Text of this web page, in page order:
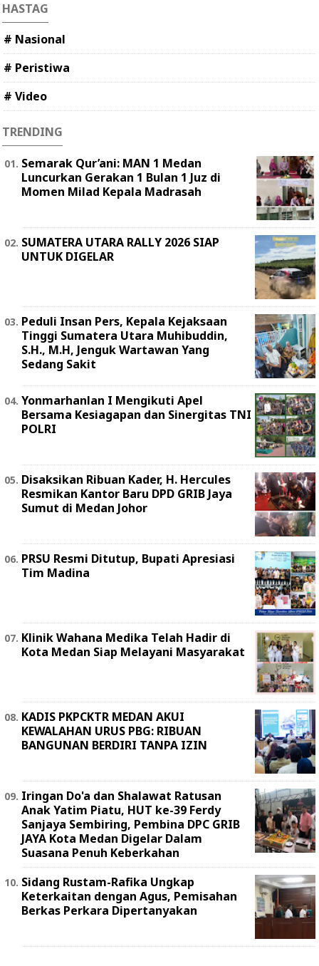
HASTAG
# Nasional
# Peristiwa
# Video
TRENDING
Semarak Qur’ani: MAN 1 Medan
Luncurkan Gerakan 1 Bulan 1 Juz di
Momen Milad Kepala Madrasah
SUMATERA UTARA RALLY 2026 SIAP
UNTUK DIGELAR
Peduli Insan Pers, Kepala Kejaksaan
Tinggi Sumatera Utara Muhibuddin,
S.H., M.H, Jenguk Wartawan Yang
Sedang Sakit
Yonmarhanlan I Mengikuti Apel
Bersama Kesiagapan dan Sinergitas TNI
POLRI
Disaksikan Ribuan Kader, H. Hercules
Resmikan Kantor Baru DPD GRIB Jaya
Sumut di Medan Johor
PRSU Resmi Ditutup, Bupati Apresiasi
Tim Madina
Klinik Wahana Medika Telah Hadir di
Kota Medan Siap Melayani Masyarakat
KADIS PKPCKTR MEDAN AKUI
KEWALAHAN URUS PBG: RIBUAN
BANGUNAN BERDIRI TANPA IZIN
Iringan Do'a dan Shalawat Ratusan
Anak Yatim Piatu, HUT ke-39 Ferdy
Sanjaya Sembiring, Pembina DPC GRIB
JAYA Kota Medan Digelar Dalam
Suasana Penuh Keberkahan
Sidang Rustam-Rafika Ungkap
Keterkaitan dengan Agus, Pemisahan
Berkas Perkara Dipertanyakan